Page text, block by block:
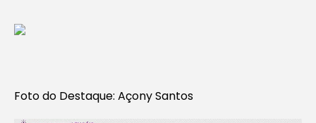
Foto do Destaque: Açony Santos